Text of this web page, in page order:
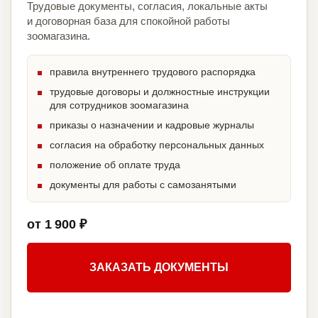
Трудовые документы, согласия, локальные акты
и договорная база для спокойной работы
зоомагазина.
правила внутреннего трудового распорядка
трудовые договоры и должностные инструкции
для сотрудников зоомагазина
приказы о назначении и кадровые журналы
согласия на обработку персональных данных
положение об оплате труда
документы для работы с самозанятыми
от 1 900 ₽
ЗАКАЗАТЬ ДОКУМЕНТЫ